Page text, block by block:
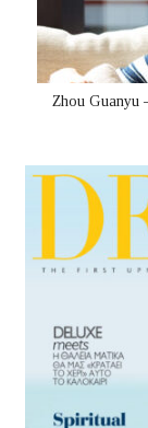
Zhou Guanyu